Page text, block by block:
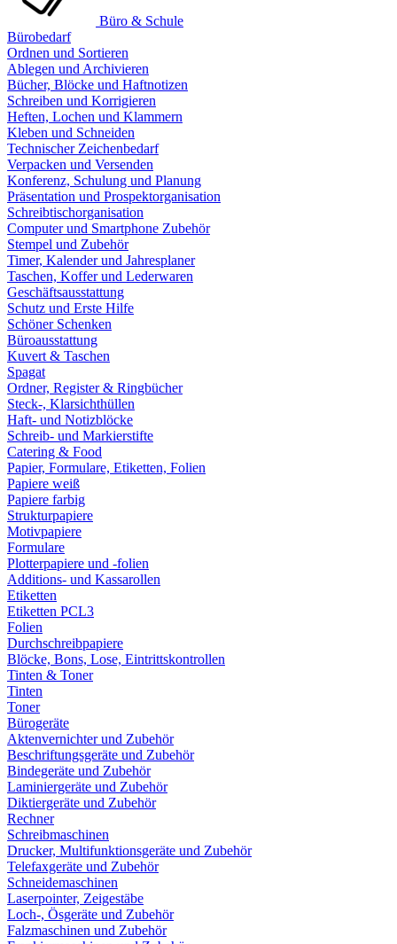
Büro & Schule
Bürobedarf
Ordnen und Sortieren
Ablegen und Archivieren
Bücher, Blöcke und Haftnotizen
Schreiben und Korrigieren
Heften, Lochen und Klammern
Kleben und Schneiden
Technischer Zeichenbedarf
Verpacken und Versenden
Konferenz, Schulung und Planung
Präsentation und Prospektorganisation
Schreibtischorganisation
Computer und Smartphone Zubehör
Stempel und Zubehör
Timer, Kalender und Jahresplaner
Taschen, Koffer und Lederwaren
Geschäftsausstattung
Schutz und Erste Hilfe
Schöner Schenken
Büroausstattung
Kuvert & Taschen
Spagat
Ordner, Register & Ringbücher
Steck-, Klarsichthüllen
Haft- und Notizblöcke
Schreib- und Markierstifte
Catering & Food
Papier, Formulare, Etiketten, Folien
Papiere weiß
Papiere farbig
Strukturpapiere
Motivpapiere
Formulare
Plotterpapiere und -folien
Additions- und Kassarollen
Etiketten
Etiketten PCL3
Folien
Durchschreibpapiere
Blöcke, Bons, Lose, Eintrittskontrollen
Tinten & Toner
Tinten
Toner
Bürogeräte
Aktenvernichter und Zubehör
Beschriftungsgeräte und Zubehör
Bindegeräte und Zubehör
Laminiergeräte und Zubehör
Diktiergeräte und Zubehör
Rechner
Schreibmaschinen
Drucker, Multifunktionsgeräte und Zubehör
Telefaxgeräte und Zubehör
Schneidemaschinen
Laserpointer, Zeigestäbe
Loch-, Ösgeräte und Zubehör
Falzmaschinen und Zubehör